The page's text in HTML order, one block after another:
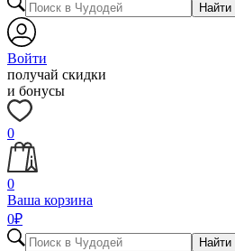
Найти
Войти
получай скидки
и бонусы
0
0
Ваша корзина
0₽
Найти